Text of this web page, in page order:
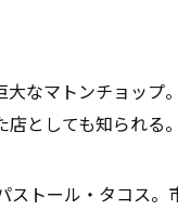
なマトンチョップ
としても知られる。
ストール・タコス